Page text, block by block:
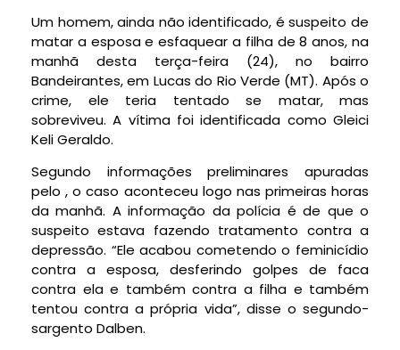
Um homem, ainda não identificado, é suspeito de
matar a esposa e esfaquear a filha de 8 anos, na
manhã desta terça-feira (24), no bairro
Bandeirantes, em Lucas do Rio Verde (MT). Após o
crime, ele teria tentado se matar, mas
sobreviveu. A vítima foi identificada como Gleici
Keli Geraldo.
Segundo informações preliminares apuradas
pelo , o caso aconteceu logo nas primeiras horas
da manhã. A informação da polícia é de que o
suspeito estava fazendo tratamento contra a
depressão. “Ele acabou cometendo o feminicídio
contra a esposa, desferindo golpes de faca
contra ela e também contra a filha e também
tentou contra a própria vida”, disse o segundo-
sargento Dalben.